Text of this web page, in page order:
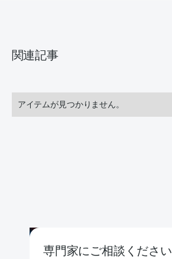
関連記事
アイテムが見つかりません。
専門家にご相談ください